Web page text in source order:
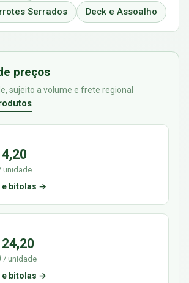
Serrados
Deck e Assoalho
preços
sujeito a volume e frete regional
unidade
e bitolas →
24,20
/ unidade
e bitolas →